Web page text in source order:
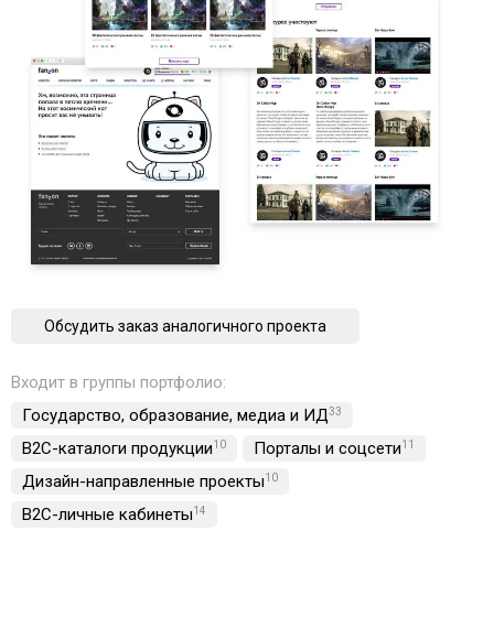
Обсудить заказ аналогичного проекта
Входит в группы портфолио:
Государство, образование, медиа и ИД33
B2C-каталоги продукции10 Порталы и соцсети11
Дизайн-направленные проекты10
B2C-личные кабинеты14